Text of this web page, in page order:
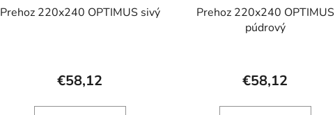
Prehoz 220x240 OPTIMUS sivý
€58,12
Prehoz 220x240 OPTIMUS
púdrový
€58,12